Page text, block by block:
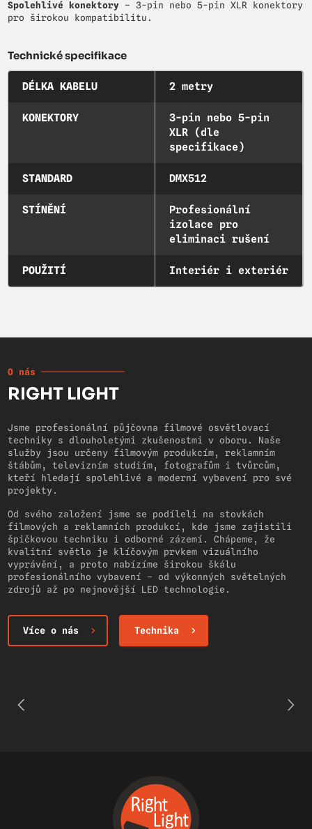
Spolehlivé konektory – 3-pin nebo 5-pin XLR konektory
pro širokou kompatibilitu.
Technické specifikace
DÉLKA KABELU 2 metry
KONEKTORY
3-pin nebo 5-pin
XLR (dle
specifikace)
STANDARD DMX512
STÍNĚNÍ
Profesionální
izolace pro
eliminaci rušení
POUŽITÍ Interiér i exteriér
O nás
RIGHT LIGHT
Jsme profesionální půjčovna filmové osvětlovací
techniky s dlouholetými zkušenostmi v oboru. Naše
služby jsou určeny filmovým produkcím, reklamním
štábům, televizním studiím, fotografům i tvůrcům,
kteří hledají spolehlivé a moderní vybavení pro své
projekty.
Od svého založení jsme se podíleli na stovkách
filmových a reklamních produkcí, kde jsme zajistili
špičkovou techniku i odborné zázemí. Chápeme, že
kvalitní světlo je klíčovým prvkem vizuálního
vyprávění, a proto nabízíme širokou škálu
profesionálního vybavení – od výkonných světelných
zdrojů až po nejnovější LED technologie.
Více o nás Technika